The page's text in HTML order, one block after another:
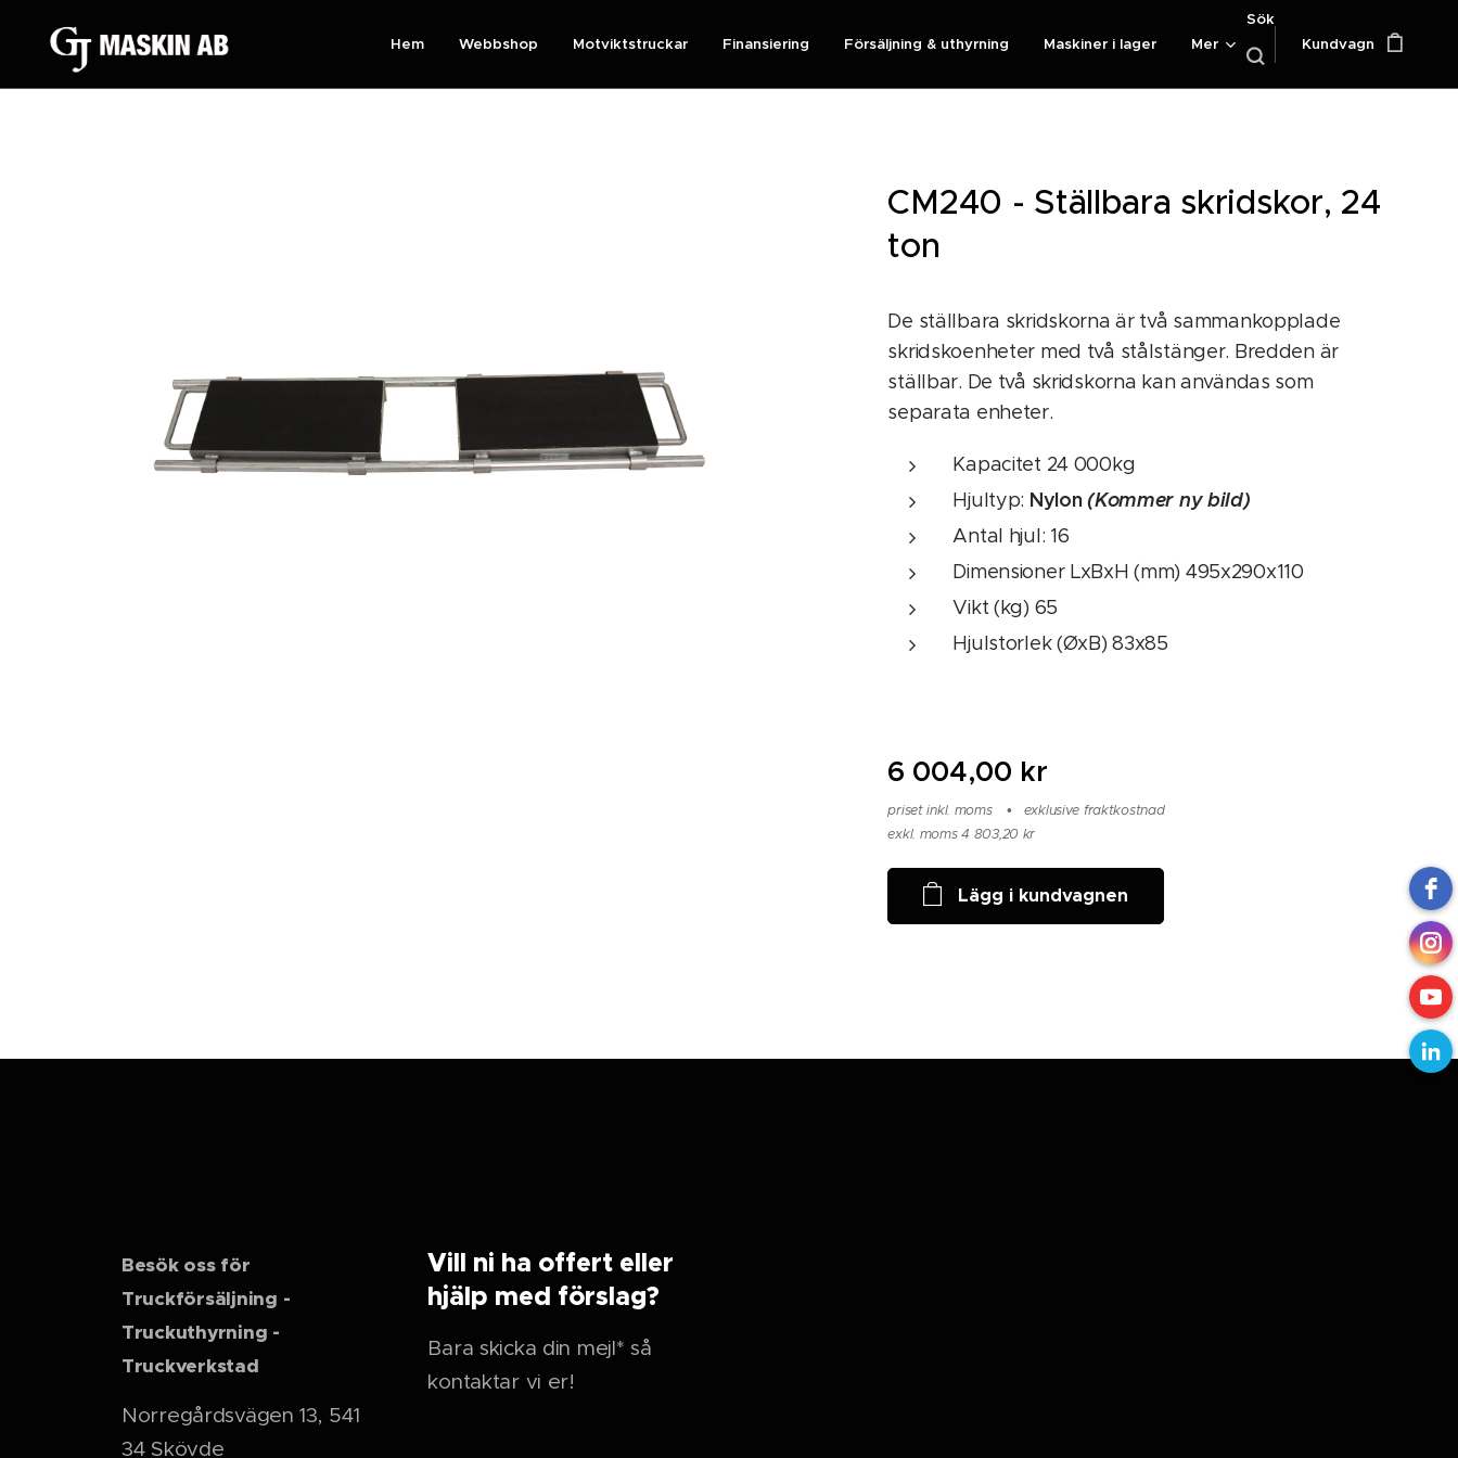
Hem Webbshop Motviktstruckar Finansiering Försäljning & uthyrning Maskiner i lager Mer
Sök
Kundvagn
CM240 - Ställbara skridskor, 24
ton
De ställbara skridskorna är två sammankopplade
skridskoenheter med två stålstänger. Bredden är
ställbar. De två skridskorna kan användas som
separata enheter.
Kapacitet 24 000kg
Hjultyp: Nylon (Kommer ny bild)
Antal hjul: 16
Dimensioner LxBxH (mm) 495x290x110
Vikt (kg) 65
Hjulstorlek (ØxB) 83x85
6 004,00 kr
priset inkl. moms
exklusive fraktkostnad
exkl. moms 4 803,20 kr
Lägg i kundvagnen
Besök oss för
Truckförsäljning -
Truckuthyrning -
Truckverkstad
Norregårdsvägen 13, 541
34 Skövde
Vill ni ha offert eller
hjälp med förslag?
Bara skicka din mejl* så
kontaktar vi er!